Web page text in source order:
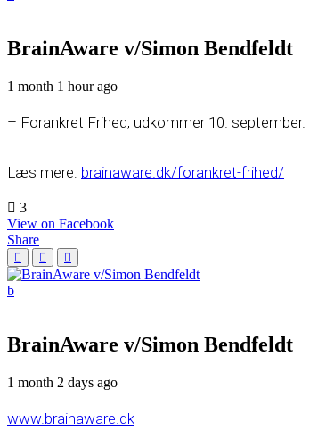
BrainAware v/Simon Bendfeldt
1 month 1 hour ago
– Forankret Frihed, udkommer 10. september.
Læs mere: brainaware.dk/forankret-frihed/
3
View on Facebook
Share
BrainAware v/Simon Bendfeldt
1 month 2 days ago
www.brainaware.dk